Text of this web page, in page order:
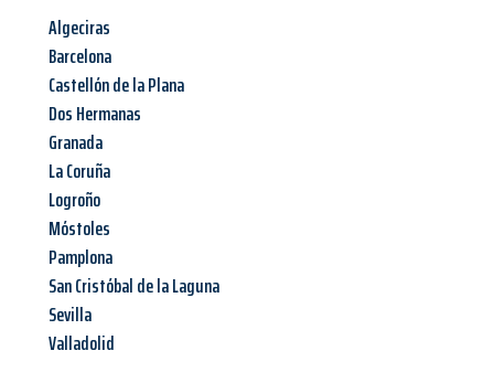
Algeciras
Barcelona
Castellón de la Plana
Dos Hermanas
Granada
La Coruña
Logroño
Móstoles
Pamplona
San Cristóbal de la Laguna
Sevilla
Valladolid